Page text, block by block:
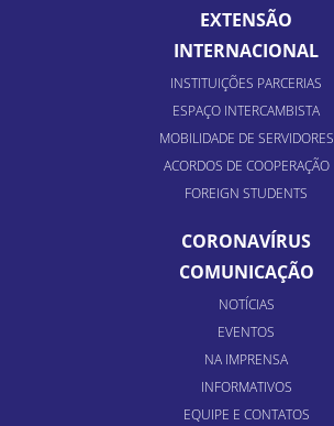
EXTENSÃO
INTERNACIONAL
INSTITUIÇÕES PARCERIAS
ESPAÇO INTERCAMBISTA
MOBILIDADE DE SERVIDORES
ACORDOS DE COOPERAÇÃO
FOREIGN STUDENTS
CORONAVÍRUS
COMUNICAÇÃO
NOTÍCIAS
EVENTOS
NA IMPRENSA
INFORMATIVOS
EQUIPE E CONTATOS